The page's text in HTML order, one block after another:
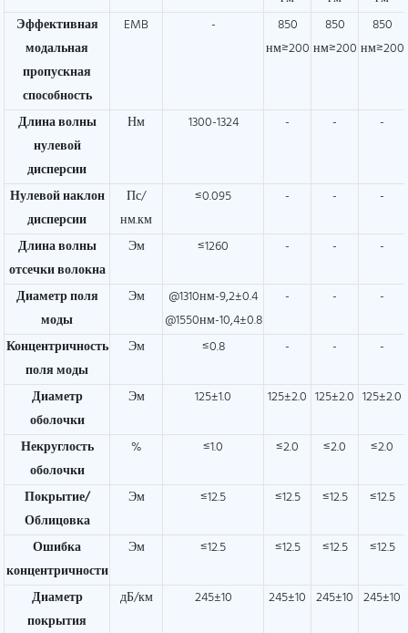
Эффективная
модальная
пропускная
способность
EMB -
850
нм≥200
850
нм≥200
850
нм≥200
Длина волны
нулевой
дисперсии
Нм 1300-1324 - - -
Нулевой наклон
дисперсии
Пс/
нм.км
≤0.095 - - -
Длина волны
отсечки волокна
Эм ≤1260 - - -
Диаметр поля
моды
Эм
@1310нм-9,2±0.4
@1550нм-10,4±0.8
- - -
Концентричность
поля моды
Эм ≤0.8 - - -
Диаметр
оболочки
Эм 125±1.0 125±2.0 125±2.0 125±2.0
Некруглость
оболочки
% ≤1.0 ≤2.0 ≤2.0 ≤2.0
Покрытие/
Облицовка
Эм ≤12.5 ≤12.5 ≤12.5 ≤12.5
Ошибка
концентричности
Эм ≤12.5 ≤12.5 ≤12.5 ≤12.5
Диаметр
покрытия
дБ/км 245±10 245±10 245±10 245±10